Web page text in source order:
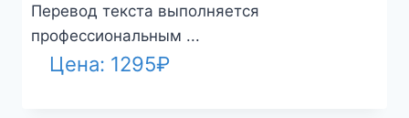
Перевод текста выполняется
профессиональным ...
Цена: 1295₽